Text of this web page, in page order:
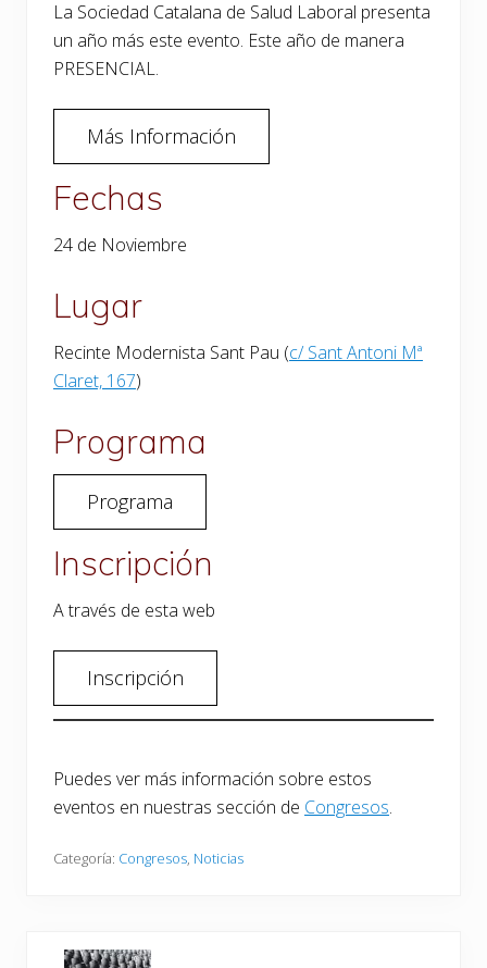
La Sociedad Catalana de Salud Laboral presenta
un año más este evento. Este año de manera
PRESENCIAL.
Más Información
Fechas
24 de Noviembre
Lugar
Recinte Modernista Sant Pau (c/ Sant Antoni Mª
Claret, 167)
Programa
Programa
Inscripción
A través de esta web
Inscripción
Puedes ver más información sobre estos
eventos en nuestras sección de Congresos.
Categoría: Congresos, Noticias